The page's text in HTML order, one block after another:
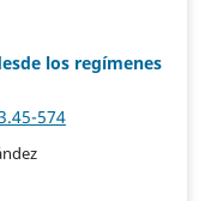
los regímenes
574